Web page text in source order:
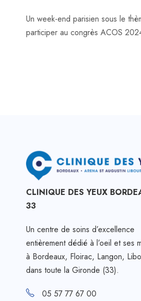
Un week-end parisien sous le
participer au congrès ACOS
CLINIQUE DES YEUX
33
Un centre de soins d’excellence
entièrement dédié à l’oeil et ses
à Bordeaux, Floirac, Langon,
dans toute la Gironde (33).
05 57 77 67 00